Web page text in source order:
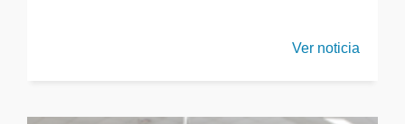
Ver noticia